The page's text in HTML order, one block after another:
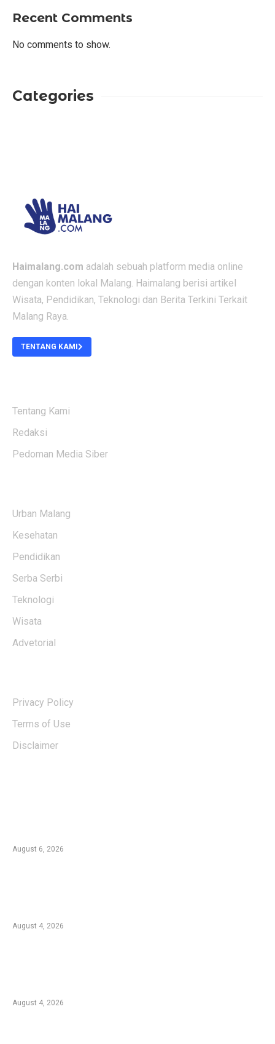
Recent Comments
No comments to show.
Categories
Haimalang.com adalah sebuah platform media online
dengan konten lokal Malang. Haimalang berisi artikel
Wisata, Pendidikan, Teknologi dan Berita Terkini Terkait
Malang Raya.
TENTANG KAMI
Tentang Kami
Redaksi
Pedoman Media Siber
Urban Malang
Kesehatan
Pendidikan
Serba Serbi
Teknologi
Wisata
Advetorial
Privacy Policy
Terms of Use
Disclaimer
August 6, 2026
August 4, 2026
August 4, 2026